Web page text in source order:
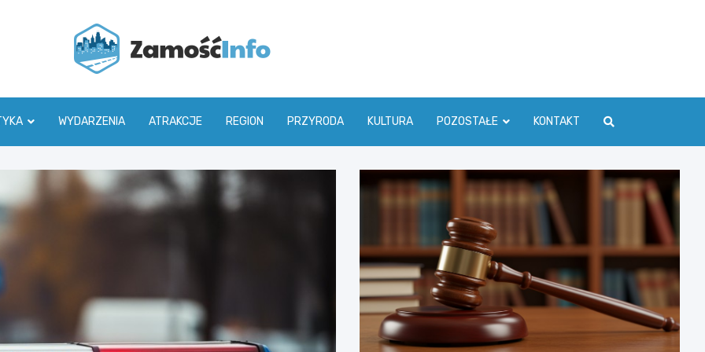
WYDARZENIA ATRAKCJE REGION PRZYRODA KULTURA POZOSTAŁE KONTAKT